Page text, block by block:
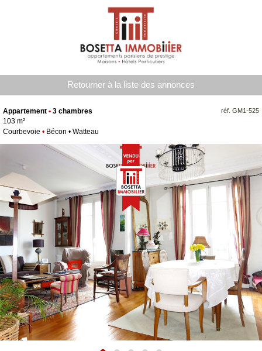
Retourner à la liste des annonces
réf. GM1-525
Appartement • 3 chambres
103 m²
Courbevoie • Bécon • Watteau